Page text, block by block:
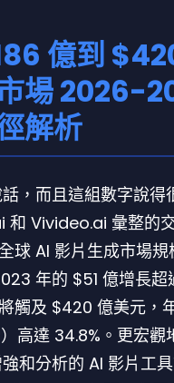
億到
場 2026-
解析
，而且這組數字說得
和 Vivideo.ai 彙整的
球 AI 影片生成市場規
年的 $51 億增長超
觸及 $420 億美元，
）高達 34.8%。更宏
和分析的 AI 影片工